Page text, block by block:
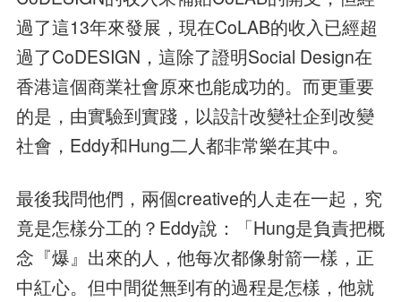
過了這13年來發展，現在CoLAB的收入已經超
過了CoDESIGN，這除了證明Social Design在
香港這個商業社會原來也能成功的。而更重要
的是，由實驗到實踐，以設計改變社企到改變
社會，Eddy和Hung二人都非常樂在其中。
最後我問他們，兩個creative的人走在一起，究
竟是怎樣分工的？Eddy說：「Hung是負責把概
念『爆』出來的人，他每次都像射箭一樣，正
中紅心。但中間從無到有的過程是怎樣，他就